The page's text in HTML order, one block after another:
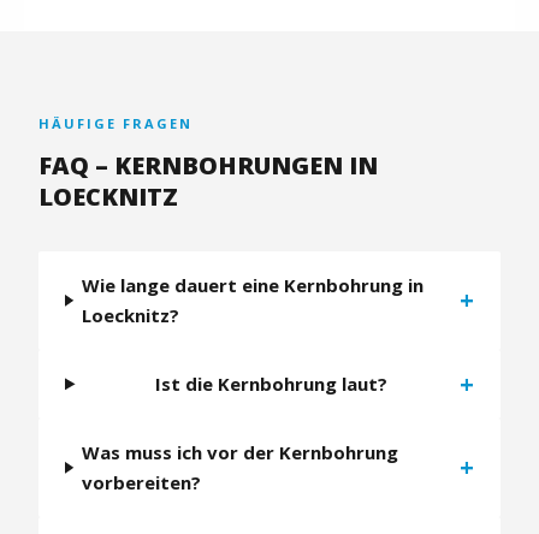
HÄUFIGE FRAGEN
FAQ – KERNBOHRUNGEN IN
LOECKNITZ
Wie lange dauert eine Kernbohrung in
Loecknitz?
+
Ist die Kernbohrung laut? +
Was muss ich vor der Kernbohrung
vorbereiten?
+